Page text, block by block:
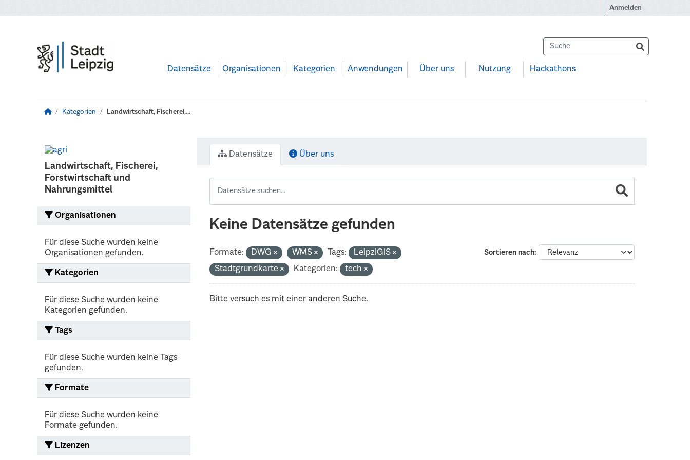
Anmelden
Datensätze Organisationen Kategorien Anwendungen Über uns Nutzung Hackathons
Kategorien Landwirtschaft, Fischerei,...
Landwirtschaft, Fischerei,
Forstwirtschaft und
Nahrungsmittel
Organisationen
Für diese Suche wurden keine
Organisationen gefunden.
Kategorien
Für diese Suche wurden keine
Kategorien gefunden.
Tags
Für diese Suche wurden keine Tags
gefunden.
Formate
Für diese Suche wurden keine
Formate gefunden.
Lizenzen
Datensätze Über uns
Keine Datensätze gefunden
Sortieren nach
Formate: DWG WMS Tags:
LeipziGIS
Stadtgrundkarte
Kategorien: tech
Bitte versuch es mit einer anderen Suche.